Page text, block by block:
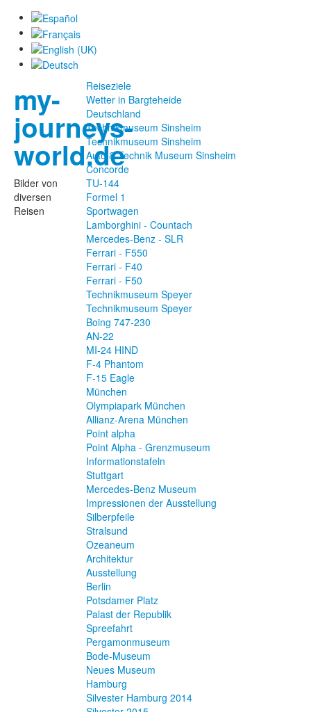
my-
journeys-
world.de
Bilder von
diversen
Reisen
Reiseziele
Wetter in Bargteheide
Deutschland
Technikmuseum Sinsheim
Technikmuseum Sinsheim
Auto & Technik Museum Sinsheim
Concorde
TU-144
Formel 1
Sportwagen
Lamborghini - Countach
Mercedes-Benz - SLR
Ferrari - F550
Ferrari - F40
Ferrari - F50
Technikmuseum Speyer
Technikmuseum Speyer
Boing 747-230
AN-22
MI-24 HIND
F-4 Phantom
F-15 Eagle
München
Olympiapark München
Allianz-Arena München
Point alpha
Point Alpha - Grenzmuseum
Informationstafeln
Stuttgart
Mercedes-Benz Museum
Impressionen der Ausstellung
Silberpfeile
Stralsund
Ozeaneum
Architektur
Ausstellung
Berlin
Potsdamer Platz
Palast der Republik
Spreefahrt
Pergamonmuseum
Bode-Museum
Neues Museum
Hamburg
Silvester Hamburg 2014